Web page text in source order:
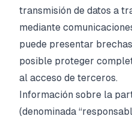
transmisión de datos a
mediante
puede presentar
posible proteger
al acceso de terceros.
Información sobre la
(denominada